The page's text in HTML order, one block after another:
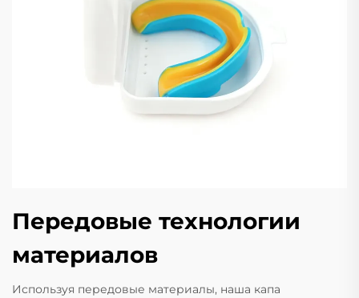
Передовые технологии
материалов
Используя передовые материалы, наша капа